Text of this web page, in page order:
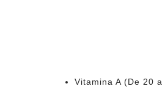
Vitamina A (De 20